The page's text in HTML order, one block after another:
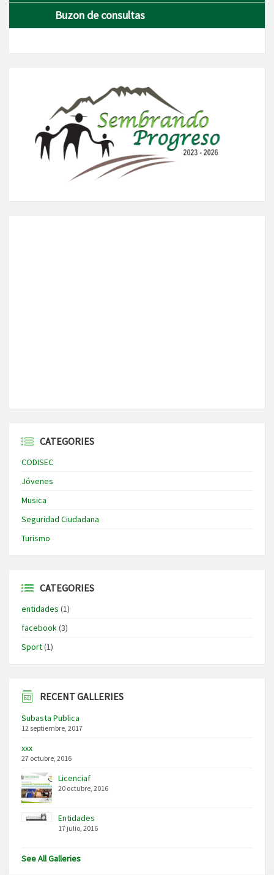
Buzon de consultas
CATEGORIES
CODISEC
Jóvenes
Musica
Seguridad Ciudadana
Turismo
CATEGORIES
entidades (1)
facebook(3)
Sport(1)
RECENT GALLERIES
Subasta Publica
12 septiembre, 2017
xxx
27 octubre, 2016
Licenciaf
20 octubre, 2016
Entidades
17 julio, 2016
See All Galleries